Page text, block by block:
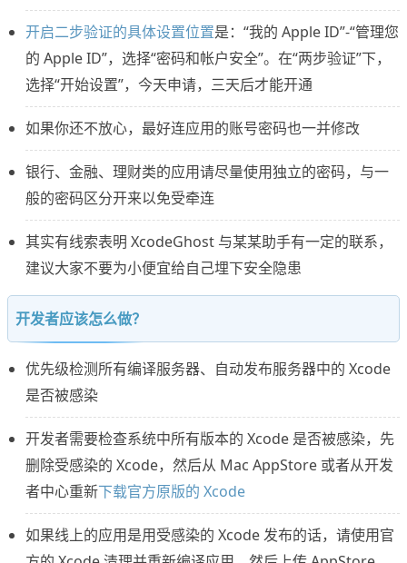
开启二步验证的具体设置位置是：“我的 Apple ID”-“管理您
的 Apple ID”，选择“密码和帐户安全”。在“两步验证”下，
选择“开始设置”，今天申请，三天后才能开通
如果你还不放心，最好连应用的账号密码也一并修改
银行、金融、理财类的应用请尽量使用独立的密码，与一
般的密码区分开来以免受牵连
其实有线索表明 XcodeGhost 与某某助手有一定的联系，
建议大家不要为小便宜给自己埋下安全隐患
开发者应该怎么做？
优先级检测所有编译服务器、自动发布服务器中的 Xcode
是否被感染
开发者需要检查系统中所有版本的 Xcode 是否被感染，先
删除受感染的 Xcode，然后从 Mac AppStore 或者从开发
者中心重新下载官方原版的 Xcode
如果线上的应用是用受感染的 Xcode 发布的话，请使用官